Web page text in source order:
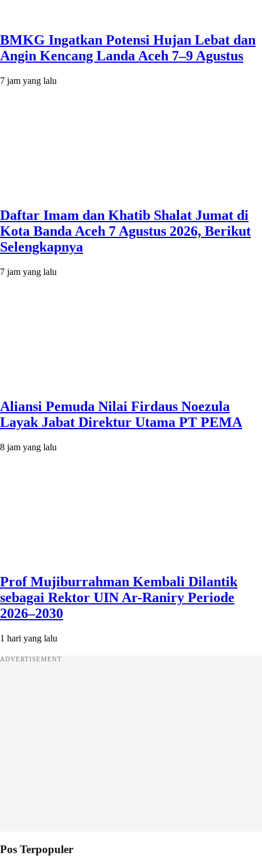
BMKG Ingatkan Potensi Hujan Lebat dan
Angin Kencang Landa Aceh 7–9 Agustus
7 jam yang lalu
Daftar Imam dan Khatib Shalat Jumat di
Kota Banda Aceh 7 Agustus 2026, Berikut
Selengkapnya
7 jam yang lalu
Aliansi Pemuda Nilai Firdaus Noezula
Layak Jabat Direktur Utama PT PEMA
8 jam yang lalu
Prof Mujiburrahman Kembali Dilantik
sebagai Rektor UIN Ar-Raniry Periode
2026–2030
1 hari yang lalu
ADVERTISEMENT
Pos Terpopuler